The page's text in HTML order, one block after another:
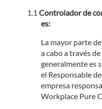
Controlador de
es:
La mayor parte
a cabo a través
generalmente es
el Responsable
empresa
Workplace Pure